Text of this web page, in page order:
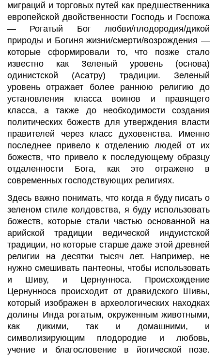
миграций и торговых путей как предшественника
европейской двойственности Господь и Госпожа
— Рогатый Бог любви/плодородия/дикой
природы и Богиня жизни/смерти/возрождения —
которые сформировали то, что позже стало
известно как Зеленый уровень (основа)
одинистской (Асатру) традиции. Зеленый
уровень отражает более раннюю религию до
установления класса воинов и правящего
класса, а также до необходимости создания
политических божеств для утверждения власти
правителей через класс духовенства. Именно
последнее привело к отделению людей от их
божеств, что привело к последующему образцу
отдаленности Бога, как это отражено в
современных господствующих религиях.
Здесь важно понимать, что когда я буду писать о
зеленом стиле колдовства, я буду использовать
божеств, которые стали частью основанной на
арийской традиции ведической индуистской
традиции, но которые старше даже этой древней
религии на десятки тысяч лет. Например, не
нужно смешивать пантеоны, чтобы использовать
и Шиву, и Цернунноса. Происхождение
Цернунноса происходит от дравидского Шивы,
который изображен в археологических находках
долины Инда рогатым, окруженным животными,
как дикими, так и домашними, и
символизирующим плодородие и любовь,
учение и благословение в йогической позе.